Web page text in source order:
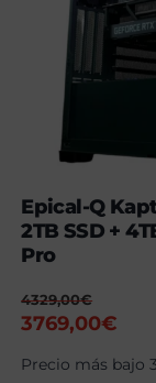
Epical-Q
2TB SSD +
Pro
4329,00€
El
original
3769,00€
Precio más bajo